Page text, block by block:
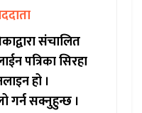
संचालित
पत्रिका सिरहा
हो ।
गर्न सक्नुहुन्छ ।